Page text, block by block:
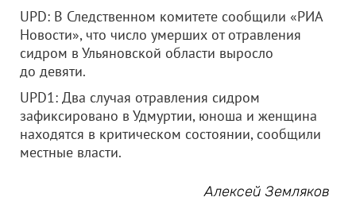
UPD: В Следственном комитете сообщили «РИА
Новости», что число умерших от отравления
сидром в Ульяновской области выросло
до девяти.
UPD1: Два случая отравления сидром
зафиксировано в Удмуртии, юноша и женщина
находятся в критическом состоянии, сообщили
местные власти.
Алексей Земляков